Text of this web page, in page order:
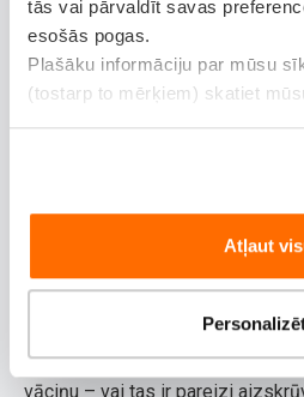
tās vai pārvaldīt savas
esošās pogas.
Plašāku informāciju par mūsu
(tostarp to mērķiem) skatiet
Atļaut
pirmās iespējas pārbaudīt auto.
mirgot, tā ir pazīme, ka pastāv
piemēram, dzinēja aizdedzes
katalizatoru. Šādā gadījumā
jāpārtrauc, lai izvairītos no
bīstamām situācijām uz ceļa.
Pirmie soļi, ko
Kad iedegas Check Engine
soļi, ko varat veikt uzreiz.
vāciņu – vai tas ir pareizi